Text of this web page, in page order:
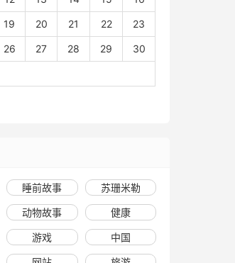
19 20 21 22 23
26 27 28 29 30
睡前故事 苏珊米勒
动物故事 健康
游戏 中国